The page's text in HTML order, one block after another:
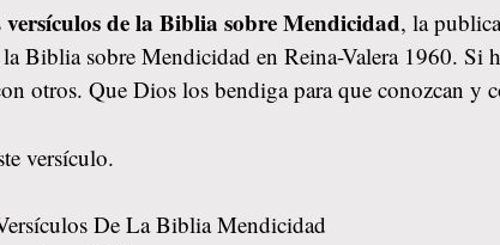
versículos de la Biblia sobre Mendicidad, la
Biblia sobre Mendicidad en Reina-Valera 1960. Si
otros. Que Dios los bendiga para que conozcan y
versículo.